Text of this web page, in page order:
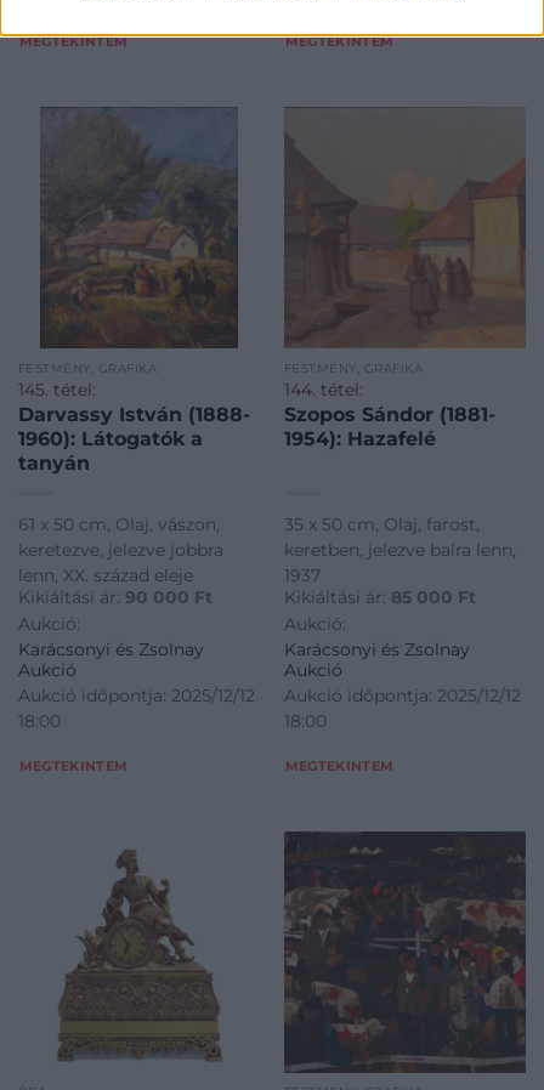
MEGTEKINTEM MEGTEKINTEM
FESTMÉNY, GRAFIKA
145. tétel:
Darvassy István (1888-
1960): Látogatók a
tanyán
61 x 50 cm, Olaj, vászon,
keretezve, jelezve jobbra
lenn, XX. század eleje
Kikiáltási ár: 90 000 Ft
Aukció:
Karácsonyi és Zsolnay
Aukció
Aukció időpontja: 2025/12/12
18:00
MEGTEKINTEM
FESTMÉNY, GRAFIKA
144. tétel:
Szopos Sándor (1881-
1954): Hazafelé
35 x 50 cm, Olaj, farost,
keretben, jelezve balra lenn,
1937
Kikiáltási ár: 85 000 Ft
Aukció:
Karácsonyi és Zsolnay
Aukció
Aukció időpontja: 2025/12/12
18:00
MEGTEKINTEM